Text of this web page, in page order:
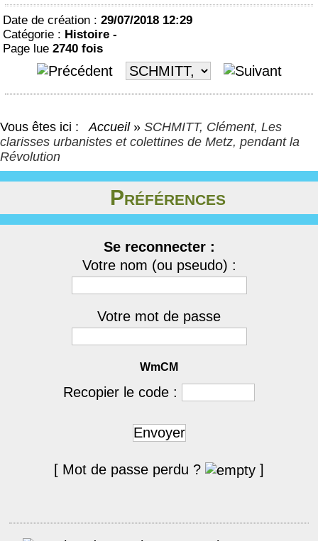
Date de création : 29/07/2018 12:29
Catégorie : Histoire -
Page lue 2740 fois
Vous êtes ici : Accueil » SCHMITT, Clément, Les
clarisses urbanistes et colettines de Metz, pendant la
Révolution
Préférences
Se reconnecter :
Votre nom (ou pseudo) :
Votre mot de passe
WmCM
Recopier le code :
Envoyer
[ Mot de passe perdu ? ]